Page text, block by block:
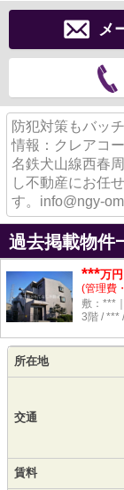
メ
防犯対策もバッ
情報：クレアコ
名鉄犬山線西春
し不動産にお任
す。info@ngy-
過去掲載物件
***万円
(管理費
敷：***
3階 / ***
所在地
交通
賃料